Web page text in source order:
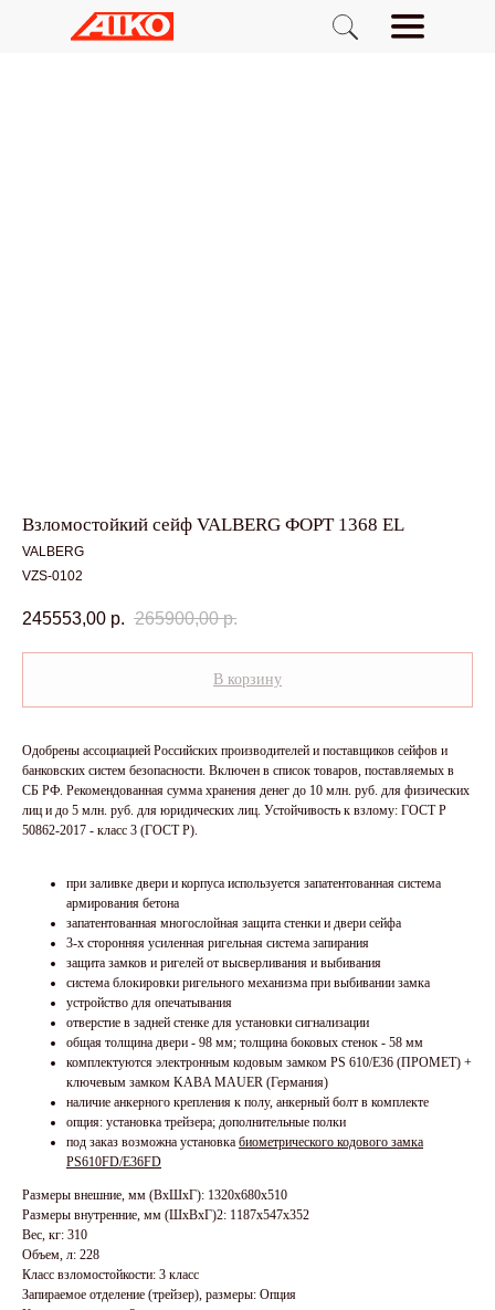
Взломостойкий сейф VALBERG ФОРТ 1368 EL
VALBERG
VZS-0102
245553,00 р. 265900,00 р.
В корзину
Одобрены ассоциацией Российских производителей и поставщиков сейфов и
банковских систем безопасности. Включен в список товаров, поставляемых в
СБ РФ. Рекомендованная сумма хранения денег до 10 млн. руб. для физических
лиц и до 5 млн. руб. для юридических лиц. Устойчивость к взлому: ГОСТ Р
50862-2017 - класс 3 (ГОСТ Р).
при заливке двери и корпуса используется запатентованная система
армирования бетона
запатентованная многослойная защита стенки и двери сейфа
3-х сторонняя усиленная ригельная система запирания
защита замков и ригелей от высверливания и выбивания
система блокировки ригельного механизма при выбивании замка
устройство для опечатывания
отверстие в задней стенке для установки сигнализации
общая толщина двери - 98 мм; толщина боковых стенок - 58 мм
комплектуются электронным кодовым замком PS 610/E36 (ПРОМЕТ) +
ключевым замком KABA MAUER (Германия)
наличие анкерного крепления к полу, анкерный болт в комплекте
опция: установка трейзера; дополнительные полки
под заказ возможна установка биометрического кодового замка
PS610FD/E36FD
Размеры внешние, мм (ВхШхГ): 1320x680x510
Размеры внутренние, мм (ШхВхГ)2: 1187x547x352
Вес, кг: 310
Объем, л: 228
Класс взломостойкости: 3 класс
Запираемое отделение (трейзер), размеры: Опция